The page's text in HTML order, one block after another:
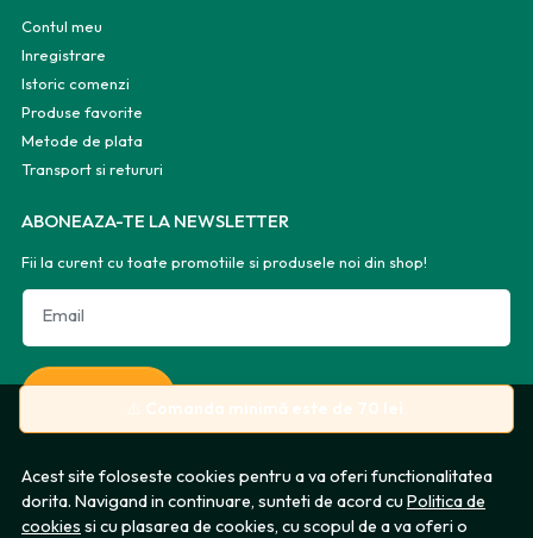
⚠️ Comanda minimă este de 70 lei.
Acest site foloseste cookies pentru a va oferi functionalitatea
dorita. Navigand in continuare, sunteti de acord cu Politica de
cookies si cu plasarea de cookies, cu scopul de a va oferi o
Contul meu
Inregistrare
Istoric comenzi
Produse favorite
Metode de plata
Transport si retururi
ABONEAZA-TE LA NEWSLETTER
Fii la curent cu toate promotiile si produsele noi din shop!
Email